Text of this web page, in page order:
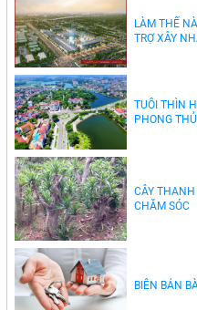
LÀM THẾ
TRỢ XÂY
TUỔI THÌN
PHONG
CÂY
CHĂM SÓC
BIÊN BẢN